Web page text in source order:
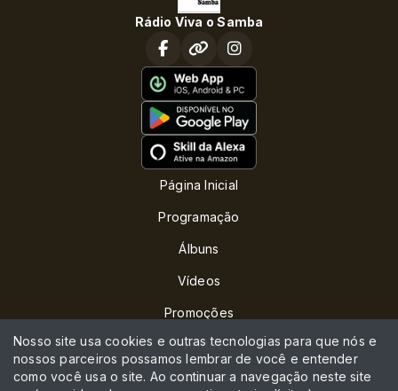
Rádio Viva o Samba
Página Inicial
Programação
Álbuns
Vídeos
Promoções
Eventos
Locutores
Nosso site usa cookies e outras tecnologias para que nós e
nossos parceiros possamos lembrar de você e entender
como você usa o site. Ao continuar a navegação neste site